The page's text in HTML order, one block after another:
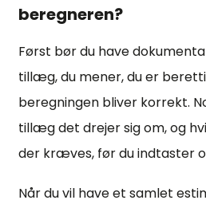
beregneren?
Først bør du have
tillæg, du mener, du er
beregningen bliver korrekt.
tillæg det drejer sig om, og
der kræves, før du indtaster
Når du vil have et samlet